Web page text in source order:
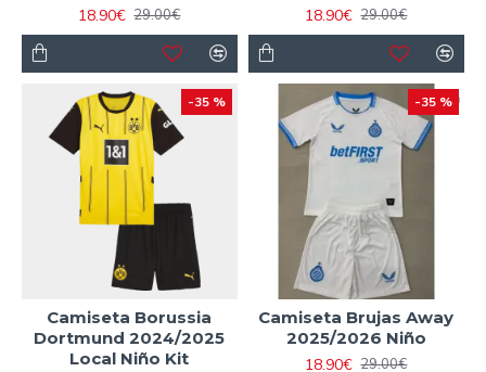
18.90€ 29.00€
18.90€ 29.00€
-35 %
Camiseta Borussia
Dortmund 2024/2025
Local Niño Kit
-35 %
Camiseta Brujas Away
2025/2026 Niño
18.90€ 29.00€